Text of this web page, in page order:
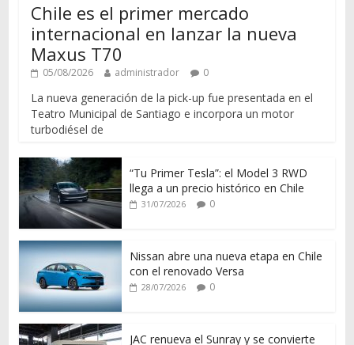
Chile es el primer mercado
internacional en lanzar la nueva
Maxus T70
05/08/2026 administrador 0
La nueva generación de la pick-up fue presentada en el
Teatro Municipal de Santiago e incorpora un motor
turbodiésel de
“Tu Primer Tesla”: el Model 3 RWD
llega a un precio histórico en Chile
31/07/2026 0
Nissan abre una nueva etapa en Chile
con el renovado Versa
28/07/2026 0
JAC renueva el Sunray y se convierte